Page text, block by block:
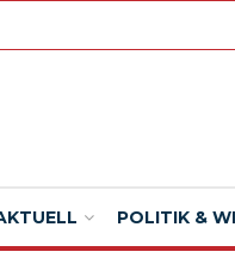
POLITIK &